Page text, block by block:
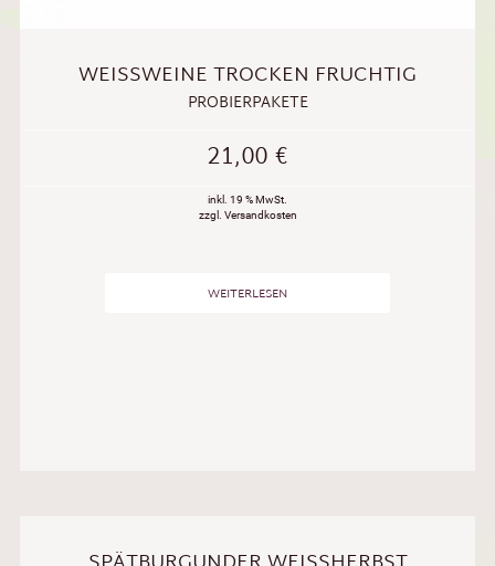
WEISSWEINE TROCKEN FRUCHTIG
PROBIERPAKETE
21,00€
inkl. 19 % MwSt.
zzgl. Versandkosten
WEITERLESEN